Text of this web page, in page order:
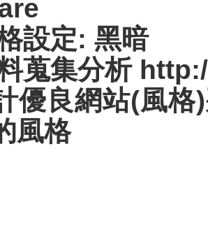
設定: 黑暗
蒐集分析
優良網站(風格
風格